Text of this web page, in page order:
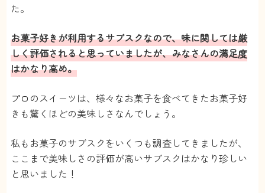
値段は高いけど、コスパ気にして買うものでもない
と思ってるので、個人的には気になりません。
【お店の数】
ちょうど良いと思います。結構長く利用してるの
ことはなかったので気になりませんでした
【レパートリー】
かなり豊富！焼き菓子系が結構多いイメージです。
夏頃に届いたテリーヌがすごく美味しかったです。
やっぱりプロが作るスイーツは違うなって思いま
す。田舎に住んでいて、なかなか近くにスイーツの
お店ってないので、サブスクで食べられて嬉しいで
た。
お菓子好きが利用するサブスクなので、味に関しては厳
しく評価されると思っていましたが、みなさんの満足度
はかなり高め。
プロのスイーツは、様々なお菓子を食べてきたお菓子好
きも驚くほどの美味しさなんでしょう。
私もお菓子のサブスクをいくつも調査してきましたが、
ここまで美味しさの評価が高いサブスクはかなり珍しい
と思いました！